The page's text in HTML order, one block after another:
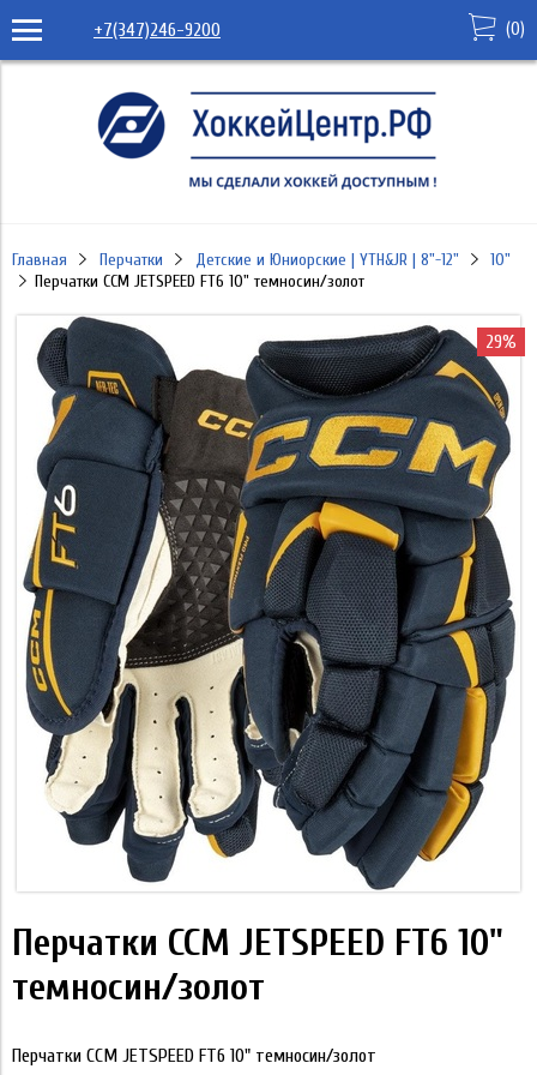
+7(347)246-9200 (0)
Главная Перчатки Детские и Юниорские | YTH&JR | 8"-12"
10"
Перчатки CCM JETSPEED FT6 10" темносин/золот
29%
Перчатки CCM JETSPEED FT6 10"
темносин/золот
Перчатки CCM JETSPEED FT6 10" темносин/золот